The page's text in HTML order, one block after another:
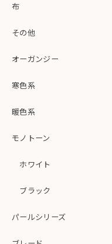
布
その他
オーガンジー
寒色系
暖色系
モノトーン
ホワイト
ブラック
パールシリーズ